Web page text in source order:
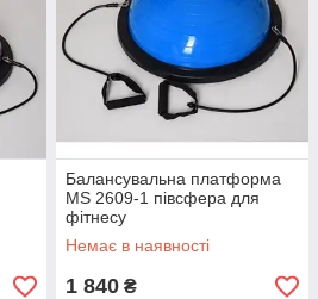
Балансувальна платформа
MS 2609-1 півсфера для
фітнесу
Немає в наявності
1 840 ₴